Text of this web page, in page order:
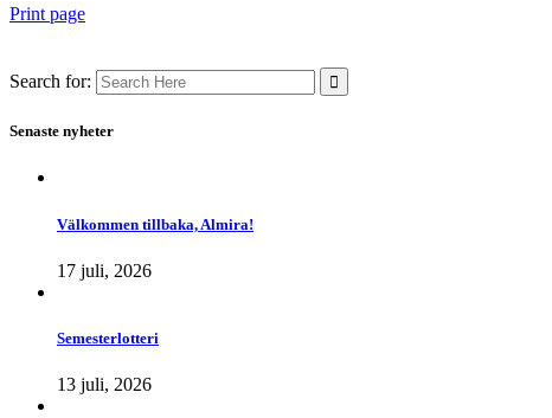
Print page
Search for:
Senaste nyheter
Välkommen tillbaka, Almira!
17 juli, 2026
Semesterlotteri
13 juli, 2026